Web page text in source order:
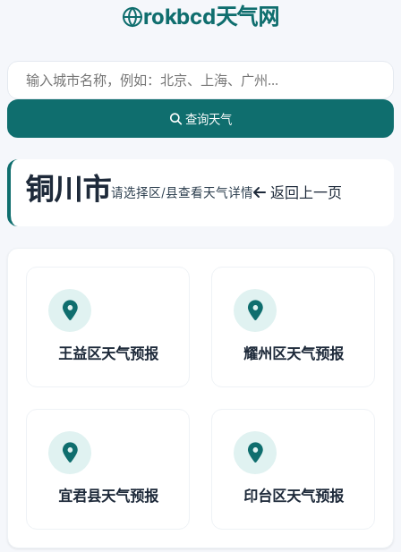
rokbcd天气网
查询天气
铜川市请选择区/县查看天气详情 返回上一页
王益区天气预报 耀州区天气预报
宜君县天气预报 印台区天气预报